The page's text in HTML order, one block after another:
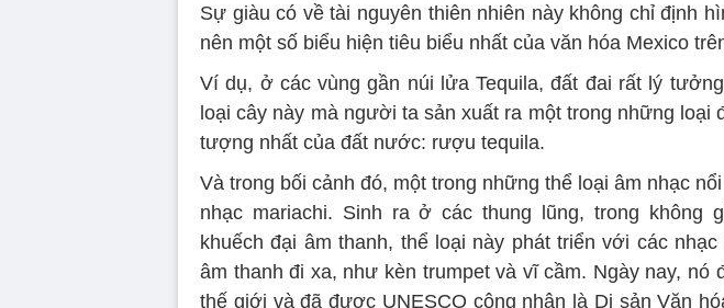
Sự giàu có về tài nguyên thiên nhiên này không chỉ định
nên một số biểu hiện tiêu biểu nhất của văn hóa Mexico
Ví dụ, ở các vùng gần núi lửa Tequila, đất đai rất lý
loại cây này mà người ta sản xuất ra một trong những loại
tượng nhất của đất nước: rượu tequila.
Và trong bối cảnh đó, một trong những thể loại âm nhạc
nhạc mariachi. Sinh ra ở các thung lũng, trong không
khuếch đại âm thanh, thể loại này phát triển với các
âm thanh đi xa, như kèn trumpet và vĩ cầm. Ngày nay, nó
thế giới và đã được UNESCO công nhận là Di sản Văn